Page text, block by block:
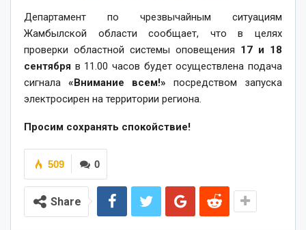
Департамент по чрезвычайным ситуациям
Жамбылской области сообщает, что в целях
проверки областной системы оповещения 17 и 18
сентября в 11.00 часов будет осуществлена подача
сигнала «Внимание всем!» посредством запуска
электросирен на территории региона.
Просим сохранять спокойствие!
0
509
Share